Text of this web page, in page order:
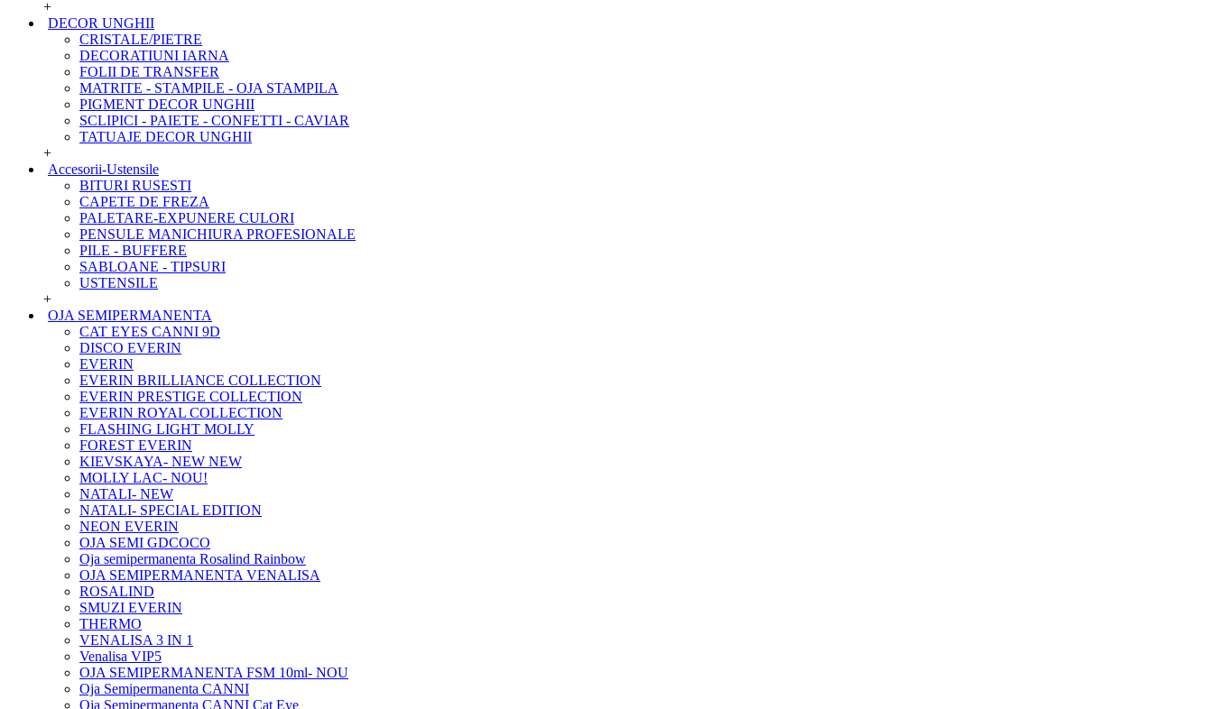
+
DECOR UNGHII
CRISTALE/PIETRE
DECORATIUNI IARNA
FOLII DE TRANSFER
MATRITE - STAMPILE - OJA STAMPILA
PIGMENT DECOR UNGHII
SCLIPICI - PAIETE - CONFETTI - CAVIAR
TATUAJE DECOR UNGHII
+
Accesorii-Ustensile
BITURI RUSESTI
CAPETE DE FREZA
PALETARE-EXPUNERE CULORI
PENSULE MANICHIURA PROFESIONALE
PILE - BUFFERE
SABLOANE - TIPSURI
USTENSILE
+
OJA SEMIPERMANENTA
CAT EYES CANNI 9D
DISCO EVERIN
EVERIN
EVERIN BRILLIANCE COLLECTION
EVERIN PRESTIGE COLLECTION
EVERIN ROYAL COLLECTION
FLASHING LIGHT MOLLY
FOREST EVERIN
KIEVSKAYA- NEW NEW
MOLLY LAC- NOU!
NATALI- NEW
NATALI- SPECIAL EDITION
NEON EVERIN
OJA SEMI GDCOCO
Oja semipermanenta Rosalind Rainbow
OJA SEMIPERMANENTA VENALISA
ROSALIND
SMUZI EVERIN
THERMO
VENALISA 3 IN 1
Venalisa VIP5
OJA SEMIPERMANENTA FSM 10ml- NOU
Oja Semipermanenta CANNI
Oja Semipermanenta CANNI Cat Eye